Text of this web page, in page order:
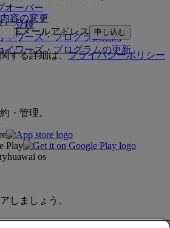
オーバー
に登録
イワーズ・プログラム規約
イワーズ・プログラムの更新
容の変更
Eメールアドレス 申し込む
する詳細は、プライバシーポリシー
・管理。
Play
huawai os
しましょう。